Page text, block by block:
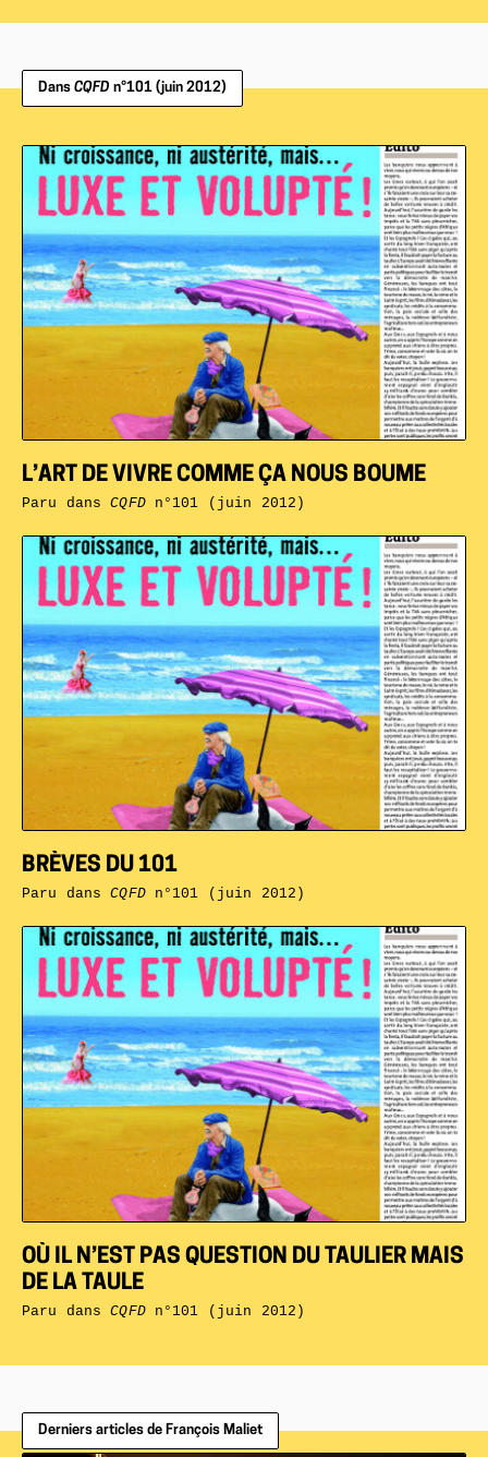
Dans CQFD n°101 (juin 2012)
OÙ IL N’EST PAS QUESTION DU TAULIER MAIS
DE LA TAULE
Paru dansCQFDn°101 (juin 2012)
BRÈVES DU 101
Paru dansCQFDn°101 (juin 2012)
L’ART DE VIVRE COMME ÇA NOUS BOUME
Paru dansCQFDn°101 (juin 2012)
Derniers articles de François Maliet